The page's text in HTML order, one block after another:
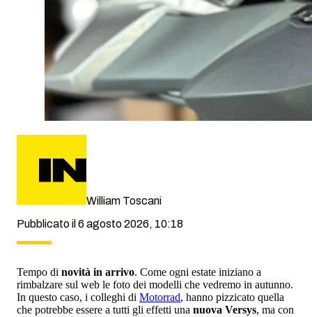
William Toscani
Pubblicato il 6 agosto 2026, 10:18
Tempo di novità in arrivo. Come ogni estate iniziano a
rimbalzare sul web le foto dei modelli che vedremo in autunno.
In questo caso, i colleghi di Motorrad, hanno pizzicato quella
che potrebbe essere a tutti gli effetti una nuova Versys, ma con